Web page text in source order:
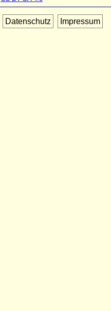
Datenschutz Impressum